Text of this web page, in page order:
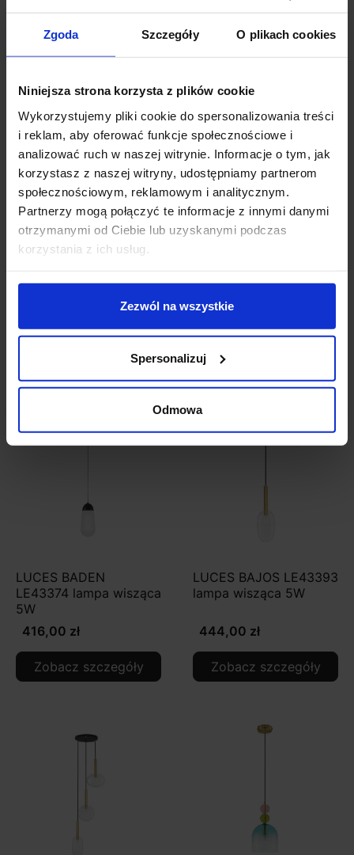
Zgoda Szczegóły O plikach cookies
Niniejsza strona korzysta z plików cookie
Wykorzystujemy pliki cookie do spersonalizowania treści
i reklam, aby oferować funkcje społecznościowe i
analizować ruch w naszej witrynie. Informacje o tym, jak
korzystasz z naszej witryny, udostępniamy partnerom
społecznościowym, reklamowym i analitycznym.
Partnerzy mogą połączyć te informacje z innymi danymi
otrzymanymi od Ciebie lub uzyskanymi podczas
korzystania z ich usług.
Zezwól na wszystkie
Spersonalizuj
Odmowa
456,00 zł 1 744,00 zł
lampa wisząca E27
Zobacz szczegóły
LE43362/3 lampa
wisząca 12W
Zobacz szczegóły
LUCES BADEN
LE43374 lampa wisząca
5W
416,00 zł
Zobacz szczegóły
LUCES BAJOS LE43393
lampa wisząca 5W
444,00 zł
Zobacz szczegóły